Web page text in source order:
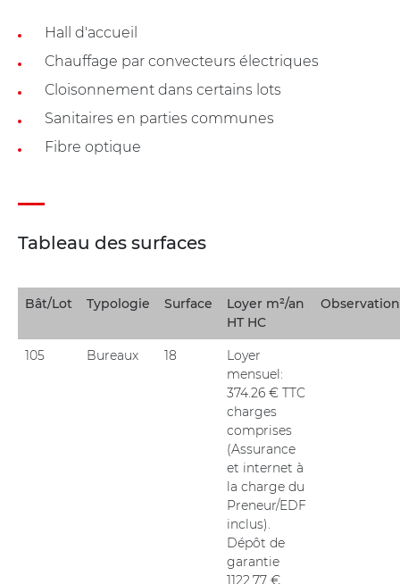
Hall d'accueil
Chauffage par convecteurs électriques
Cloisonnement dans certains lots
Sanitaires en parties communes
Fibre optique
Tableau des surfaces
Bât/Lot Typologie Surface
Loyer m²/an
HT HC
105 Bureaux 18
Loyer
mensuel:
374.26 € TTC
charges
comprises
(Assurance
et internet à
la charge du
Preneur/EDF
inclus).
Dépôt de
garantie
1122.77 €.